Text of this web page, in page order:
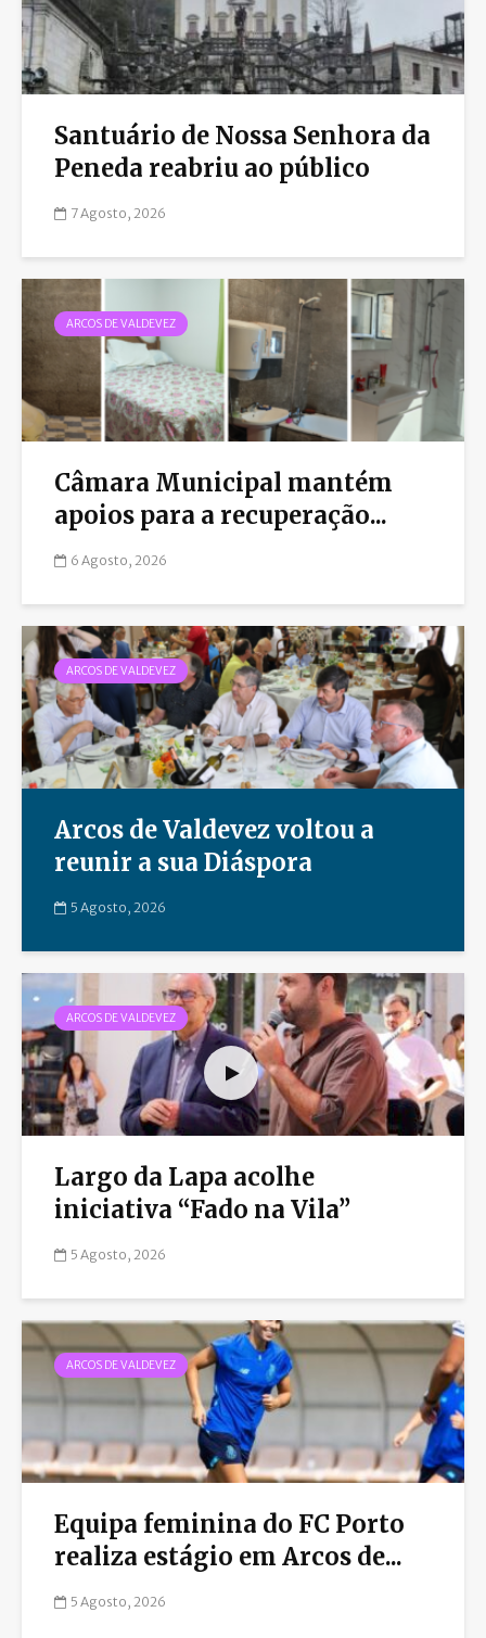
Santuário de Nossa Senhora da
Peneda reabriu ao público
7 Agosto, 2026
ARCOS DE VALDEVEZ
Câmara Municipal mantém
apoios para a recuperação...
6 Agosto, 2026
ARCOS DE VALDEVEZ
Arcos de Valdevez voltou a
reunir a sua Diáspora
5 Agosto, 2026
ARCOS DE VALDEVEZ
Largo da Lapa acolhe
iniciativa “Fado na Vila”
5 Agosto, 2026
ARCOS DE VALDEVEZ
Equipa feminina do FC Porto
realiza estágio em Arcos de...
5 Agosto, 2026